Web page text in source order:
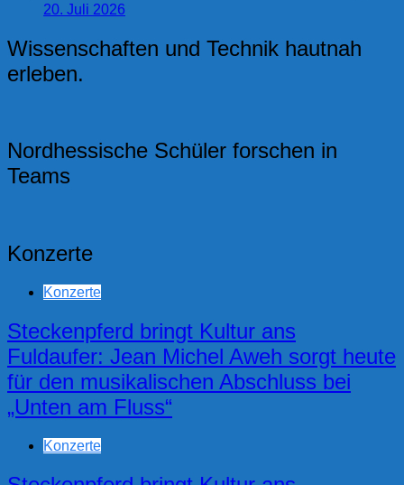
20. Juli 2026
Wissenschaften und Technik hautnah
erleben.
Nordhessische Schüler forschen in
Teams
Konzerte
Konzerte
Steckenpferd bringt Kultur ans
Fuldaufer: Jean Michel Aweh sorgt heute
für den musikalischen Abschluss bei
„Unten am Fluss“
Konzerte